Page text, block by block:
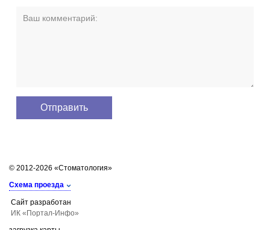
© 2012-2026 «Стоматология»
Схема проезда
Сайт разработан
ИК «Портал-Инфо»